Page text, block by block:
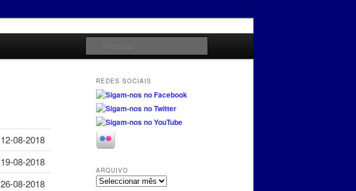
12-08-2018
19-08-2018
26-08-2018
REDES SOCIAIS
ARQUIVO
A